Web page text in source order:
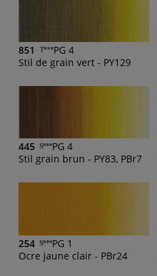
851
PG 4
Stil de grain vert - PY129
445
PG 4
Stil grain brun - PY83, PBr7
254
PG 1
Ocre jaune clair - PBr24